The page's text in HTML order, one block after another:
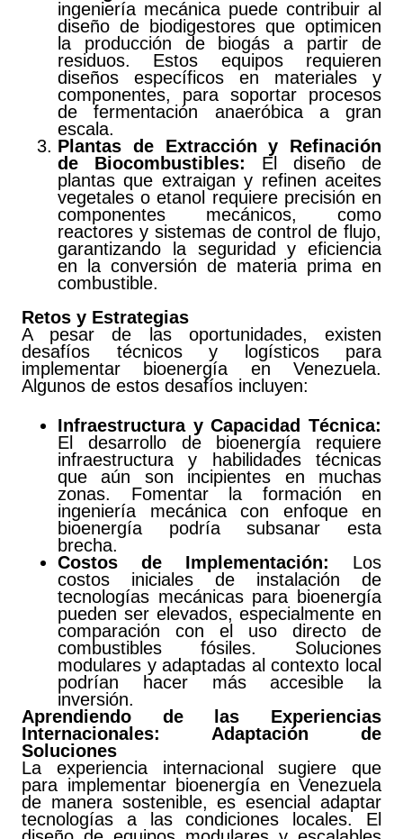
ingeniería mecánica puede contribuir al
diseño de biodigestores que optimicen
la producción de biogás a partir de
residuos. Estos equipos requieren
diseños específicos en materiales y
componentes, para soportar procesos
de fermentación anaeróbica a gran
escala.
Plantas de Extracción y Refinación
de Biocombustibles: El diseño de
plantas que extraigan y refinen aceites
vegetales o etanol requiere precisión en
componentes mecánicos, como
reactores y sistemas de control de flujo,
garantizando la seguridad y eficiencia
en la conversión de materia prima en
combustible.
Retos y Estrategias
A pesar de las oportunidades, existen
desafíos técnicos y logísticos para
implementar bioenergía en Venezuela.
Algunos de estos desafíos incluyen:
Infraestructura y Capacidad Técnica:
El desarrollo de bioenergía requiere
infraestructura y habilidades técnicas
que aún son incipientes en muchas
zonas. Fomentar la formación en
ingeniería mecánica con enfoque en
bioenergía podría subsanar esta
brecha.
Costos de Implementación: Los
costos iniciales de instalación de
tecnologías mecánicas para bioenergía
pueden ser elevados, especialmente en
comparación con el uso directo de
combustibles fósiles. Soluciones
modulares y adaptadas al contexto local
podrían hacer más accesible la
inversión.
Aprendiendo de las Experiencias
Internacionales: Adaptación de
Soluciones
La experiencia internacional sugiere que
para implementar bioenergía en Venezuela
de manera sostenible, es esencial adaptar
tecnologías a las condiciones locales. El